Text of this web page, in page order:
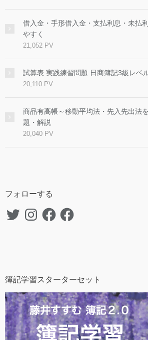
借入金・手形借入金・支払利息・未払
やすく
21,052 PV
試算表 実践練習問題 日商簿記3級レベ
20,110 PV
商品有高帳～移動平均法・先入先出法
題・解説
20,040 PV
フォローする
TwitterInstagramFacebookFacebook
簿記学習スターターセット